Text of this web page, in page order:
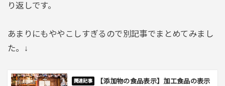
り返しです。
あまりにもややこしすぎるので別記事でまとめてみまし
た。↓
【添加物の食品表示】加工食品の表示